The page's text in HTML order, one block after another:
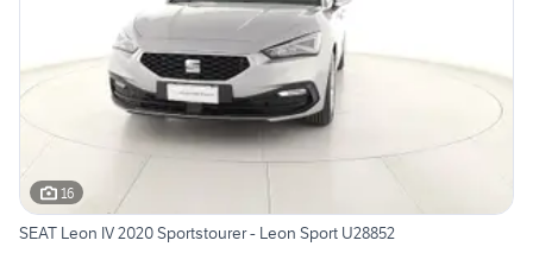
16
SEAT Leon IV 2020 Sportstourer - Leon Sport U28852